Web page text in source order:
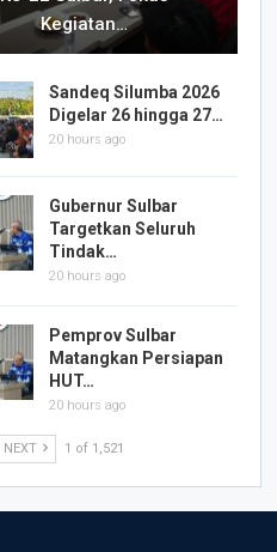
Kegiatan…
Sandeq Silumba 2026
Digelar 26 hingga 27…
20 hours ago
Gubernur Sulbar
Targetkan Seluruh
Tindak…
20 hours ago
Pemprov Sulbar
Matangkan Persiapan
HUT…
20 hours ago
NEXT 1 of 1,521